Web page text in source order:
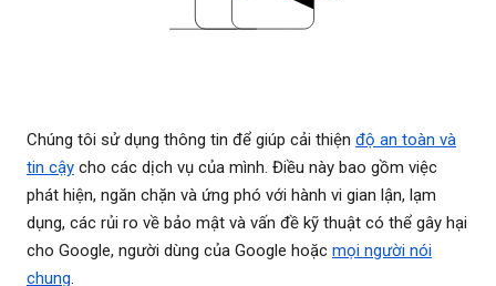
Chúng tôi sử dụng thông tin để giúp cải thiện độ an toàn và
tin cậy cho các dịch vụ của mình. Điều này bao gồm việc
phát hiện, ngăn chặn và ứng phó với hành vi gian lận, lạm
dụng, các rủi ro về bảo mật và vấn đề kỹ thuật có thể gây hại
cho Google, người dùng của Google hoặc mọi người nói
chung.